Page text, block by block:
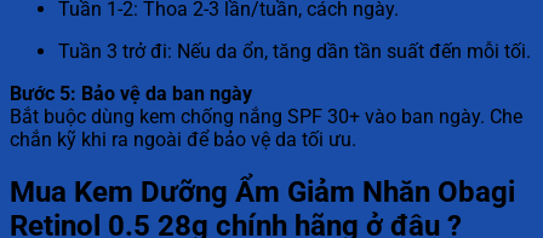
Tuần 1-2: Thoa 2-3 lần/tuần, cách ngày.
Tuần 3 trở đi: Nếu da ổn, tăng dần tần suất đến mỗi tối.
Bước 5: Bảo vệ da ban ngày
Bắt buộc dùng kem chống nắng SPF 30+ vào ban ngày. Che
chắn kỹ khi ra ngoài để bảo vệ da tối ưu.
Mua Kem Dưỡng Ẩm Giảm Nhăn Obagi
Retinol 0.5 28g chính hãng ở đâu ?